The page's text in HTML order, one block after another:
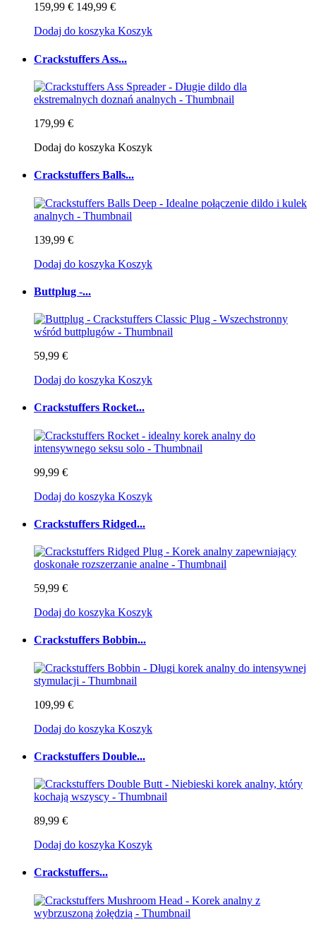
159,99 € 149,99 €
Dodaj do koszyka Koszyk
Crackstuffers Ass...
179,99 €
Dodaj do koszyka Koszyk
Crackstuffers Balls...
139,99 €
Dodaj do koszyka Koszyk
Buttplug -...
59,99 €
Dodaj do koszyka Koszyk
Crackstuffers Rocket...
99,99 €
Dodaj do koszyka Koszyk
Crackstuffers Ridged...
59,99 €
Dodaj do koszyka Koszyk
Crackstuffers Bobbin...
109,99 €
Dodaj do koszyka Koszyk
Crackstuffers Double...
89,99 €
Dodaj do koszyka Koszyk
Crackstuffers...